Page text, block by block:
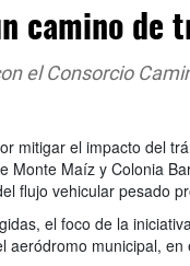
camino de
el Consorcio
mitigar el impacto del
Monte Maíz y Colonia
flujo vehicular pesado
el foco de la
aeródromo municipal,